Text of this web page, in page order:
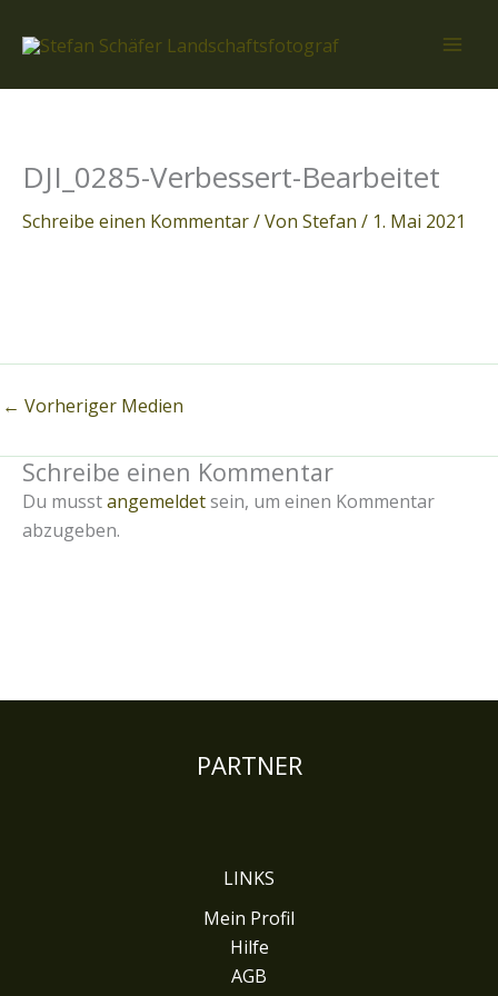
Inhalt
DJI_0285-Verbessert-Bearbeitet
Schreibe einen Kommentar/ Von Stefan / 1. Mai 2021
← Vorheriger Medien
Schreibe einen Kommentar
Du musstangemeldetsein, um einen Kommentar
abzugeben.
PARTNER
LINKS
Mein Profil
Hilfe
AGB